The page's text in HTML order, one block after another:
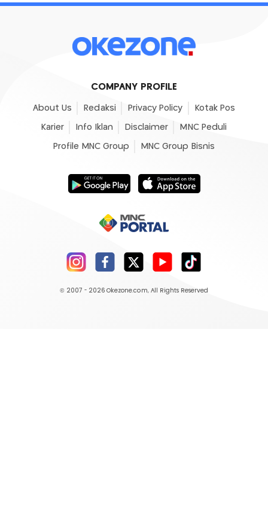
COMPANY PROFILE
About Us Redaksi Privacy Policy Kotak Pos
Karier Info Iklan Disclaimer MNC Peduli
Profile MNC Group MNC Group Bisnis
© 2007 - 2026 Okezone.com, All Rights Reserved